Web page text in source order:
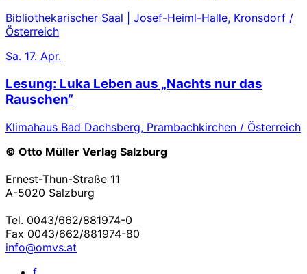
Bibliothekarischer Saal | Josef-Heiml-Halle, Kronsdorf /
Österreich
Sa. 17. Apr.
Lesung: Luka Leben aus „Nachts nur das
Rauschen“
Klimahaus Bad Dachsberg, Prambachkirchen / Österreich
© Otto Müller Verlag Salzburg
Ernest-Thun-Straße 11
A-5020 Salzburg
Tel. 0043/662/881974-0
Fax 0043/662/881974-80
info@omvs.at